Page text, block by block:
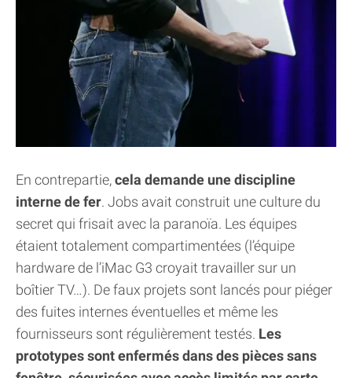
En contrepartie,cela demande une discipline
interne de fer. Jobs avait construit une culture du
secret qui frisait avec la paranoïa. Les équipes
étaient totalement compartimentées (l’équipe
hardware de l’iMac G3 croyait travailler sur un
boîtier TV…). De faux projets sont lancés pour piéger
des fuites internes éventuelles et même les
fournisseurs sont régulièrement testés. Les
prototypes sont enfermés dans des pièces sans